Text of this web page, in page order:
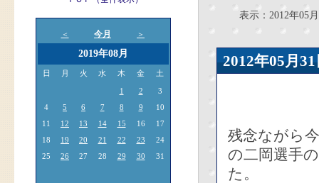
＜ 今月 ＞
2019年08月
日 月 火 水 木 金 土
1 2
3
4
5 6 7 8 9
10
11
12 13 14 15 16
17
18
19 20 21 22 23
24
25
26 27 28 29 30 31
表示：2012年05月
2012年05
残念ながら
の二岡選手
た。